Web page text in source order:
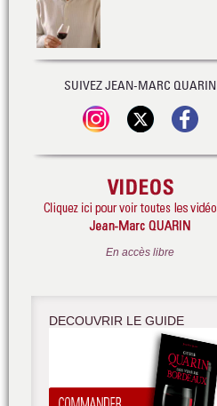
SUIVEZ JEAN-MARC QUARIN
En accès libre
DECOUVRIR LE GUIDE